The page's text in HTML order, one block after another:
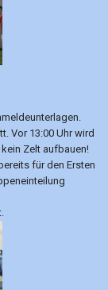
Vor 13:00 Uhr wird
Zelt aufbauen!
für den Ersten